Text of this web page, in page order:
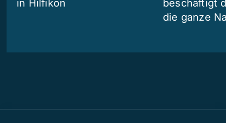
in Hilfikon
beschäftigt
die ganze